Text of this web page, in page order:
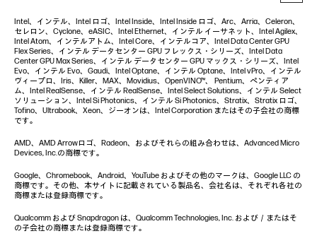
Intel、インテル、Intel ロゴ、Intel Inside、Intel Inside ロゴ、Arc、Arria、Celeron、
セレロン、Cyclone、eASIC、Intel Ethernet、インテル イーサネット、Intel Agilex、
Intel Atom、インテルアトム、Intel Core、インテルコア、Intel Data Center GPU
Flex Series、インテル データセンター GPU フレックス・シリーズ、Intel Data
Center GPU Max Series、インテル データセンター GPU マックス・シリーズ、Intel
Evo、インテル Evo、Gaudi、Intel Optane、インテル Optane、Intel vPro、インテル
ヴィープロ、Iris、Killer、MAX、Movidius、OpenVINO™、 Pentium、ペンティア
ム、Intel RealSense、インテル RealSense、Intel Select Solutions、インテル Select
ソリューション、Intel Si Photonics、インテル Si Photonics、Stratix、Stratix ロゴ、
Tofino、Ultrabook、Xeon、ジーオンは、Intel Corporation またはその子会社の商標
です。
AMD、AMD Arrowロゴ、Radeon、およびそれらの組み合わせは、Advanced Micro
Devices, Inc.の商標です。
Google、Chromebook、Android、YouTube およびその他のマークは、Google LLC の
商標です。その他、本サイトに記載されている製品名、会社名は、それぞれ各社の
商標または登録商標です。
Qualcomm および Snapdragon は、Qualcomm Technologies, Inc. および／またはそ
の子会社の商標または登録商標です。